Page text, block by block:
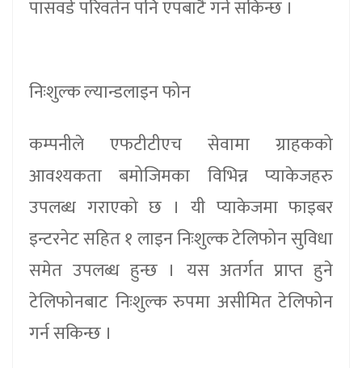
पासवर्ड परिवर्तन पनि एपबाटै गर्न सकिन्छ ।
निःशुल्क ल्यान्डलाइन फोन
कम्पनीले एफटीटीएच सेवामा ग्राहकको
आवश्यकता बमोजिमका विभिन्न प्याकेजहरु
उपलब्ध गराएको छ । यी प्याकेजमा फाइबर
इन्टरनेट सहित १ लाइन निःशुल्क टेलिफोन सुविधा
समेत उपलब्ध हुन्छ । यस अतर्गत प्राप्त हुने
टेलिफोनबाट निःशुल्क रुपमा असीमित टेलिफोन
गर्न सकिन्छ ।